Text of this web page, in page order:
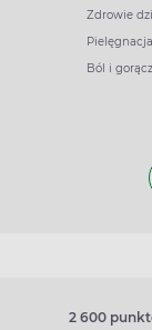
Zdrowie
Ból i
2 600